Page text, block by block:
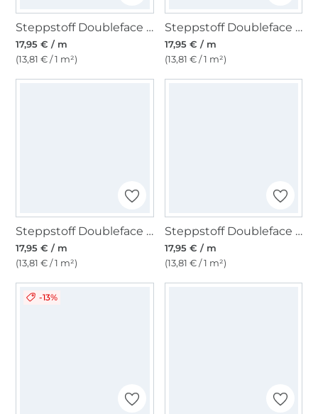
Steppstoff Doubleface Enjoy Ocean Breeze, marine
17,95 € / m
(13,81 € / 1 m²)
Steppstoff Doubleface Enjoy Bright Horizon Elephants, pink
17,95 € / m
(13,81 € / 1 m²)
Steppstoff Doubleface Enjoy Sorbet Beach Flowers & Stripes, gelb
17,95 € / m
(13,81 € / 1 m²)
Steppstoff Doubleface Enjoy Copper Coast Flowers Stripes, weiß
17,95 € / m
(13,81 € / 1 m²)
-13%